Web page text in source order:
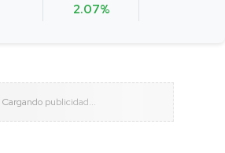
2.07%